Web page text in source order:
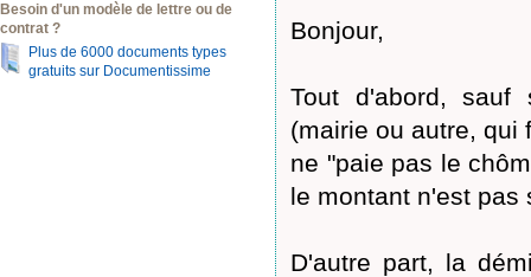
Besoin d'un modèle de lettre ou de
contrat ?
Plus de 6000 documents types
gratuits sur Documentissime
Bonjour,
Tout d'abord, sauf
(mairie ou autre, qui
ne "paie pas le
le montant n'est pas
D'autre part, la